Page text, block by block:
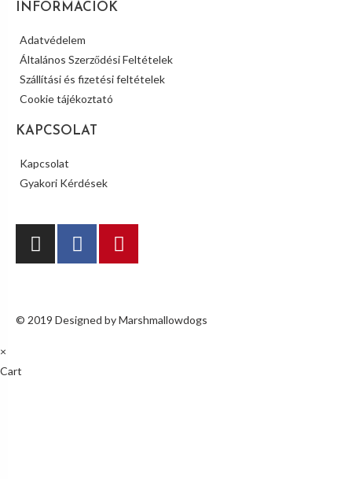
INFORMÁCIÓK
Adatvédelem
Általános Szerződési Feltételek
Szállítási és fizetési feltételek
Cookie tájékoztató
KAPCSOLAT
Kapcsolat
Gyakori Kérdések
© 2019 Designed by Marshmallowdogs
×
Cart